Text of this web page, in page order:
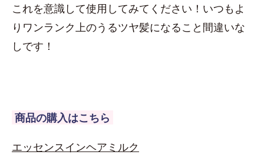
これを意識して使用してみてください！いつもよ
りワンランク上のうるツヤ髪になること間違いな
しです！
商品の購入はこちら
エッセンスインヘアミルク